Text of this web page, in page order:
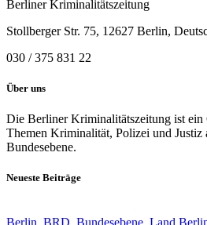
Berliner Kriminalitätszeitung
Stollberger Str. 75, 12627 Berlin,
030 / 375 831 22
Über uns
Die Berliner Kriminalitätszeitung ist
Themen Kriminalität, Polizei und Justiz
Bundesebene.
Neueste Beiträge